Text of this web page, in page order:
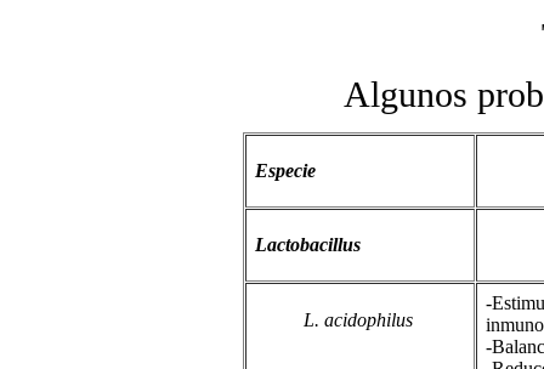
Algunos
Especie
Lactobacillus
L. acidophilus
-
-